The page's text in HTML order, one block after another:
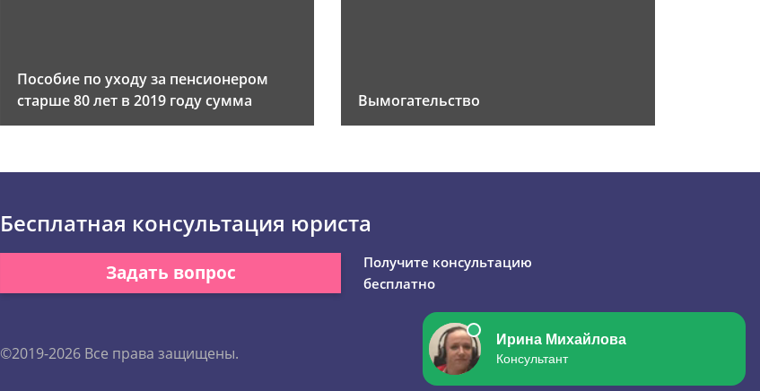
Пособие по уходу за пенсионером
старше 80 лет в 2019 году сумма
Вымогательство
Бесплатная консультация юриста
Задать вопрос
Получите консультацию
бесплатно
©2019-2026 Все права защищены.